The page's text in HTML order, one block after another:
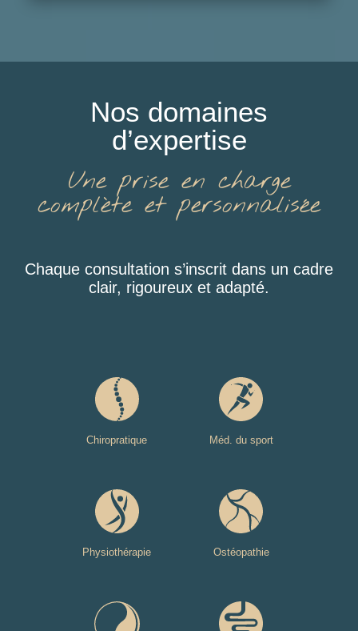
Nos domaines
d’expertise
Une prise en charge
complète et personnalisée
Chaque consultation s’inscrit dans un cadre
clair, rigoureux et adapté.
Chiropratique Méd. du sport
Physiothérapie Ostéopathie